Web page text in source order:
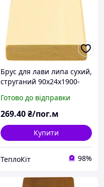
Брус для лави липа сухий,
струганий 90х24х1900-
Готово до відправки
269.40₴/пог.м
Купити
ТеплоКіт 98%